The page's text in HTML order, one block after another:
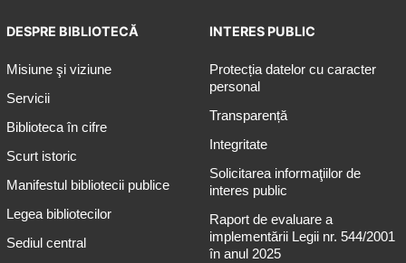
DESPRE BIBLIOTECĂ
Misiune şi viziune
Servicii
Biblioteca în cifre
Scurt istoric
Manifestul bibliotecii publice
Legea bibliotecilor
Sediul central
INTERES PUBLIC
Protecția datelor cu caracter
personal
Transparență
Integritate
Solicitarea informaţiilor de
interes public
Raport de evaluare a
implementării Legii nr. 544/2001
în anul 2025